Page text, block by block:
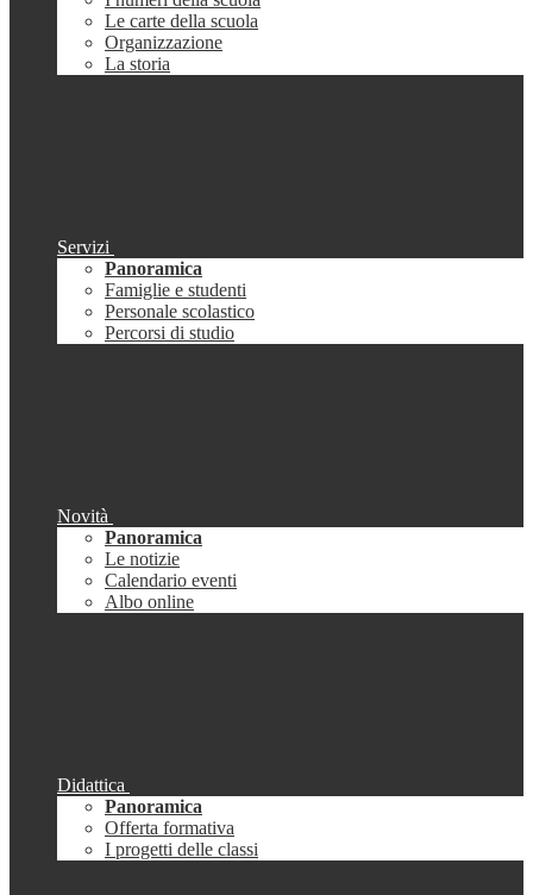
Le carte della scuola
Organizzazione
La storia
Servizi
Panoramica
Famiglie e studenti
Personale scolastico
Percorsi di studio
Novità
Panoramica
Le notizie
Calendario eventi
Albo online
Didattica
Panoramica
Offerta formativa
I progetti delle classi